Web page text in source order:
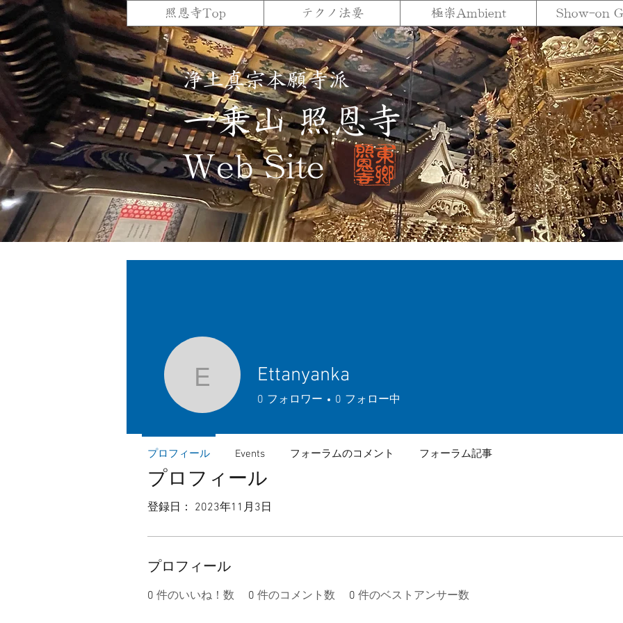
照恩寺Top テクノ法要 極楽Ambient Show-on
浄土真宗本願寺派
一乗山 照恩寺
Web Site
プロフィール
登録日： 2023年11月3日
プロフィール
0 件のいいね！数 0 件のコメント数 0 件のベストアンサー数
Ettanyanka
Ettanyanka
0 フォロワー 0 フォロー中
プロフィール Events フォーラムのコメント フォーラム記事